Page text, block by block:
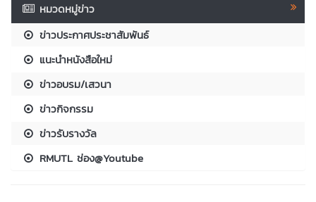
หมวดหมู่ข่าว
ข่าวประกาศประชาสัมพันธ์
แนะนำหนังสือใหม่
ข่าวอบรม/เสวนา
ข่าวกิจกรรม
ข่าวรับรางวัล
RMUTL ช่อง@Youtube